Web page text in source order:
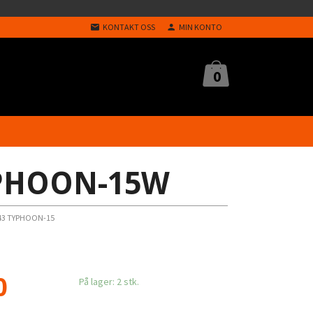
KONTAKT OSS MIN KONTO
0
15W
TYPHOON-15
På lager: 2 stk.